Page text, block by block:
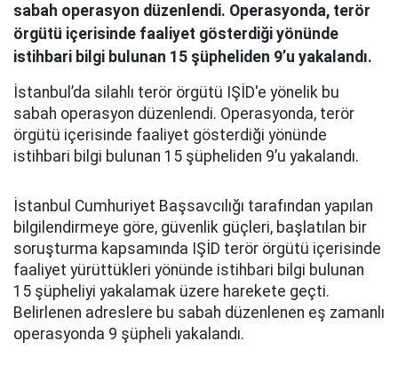
sabah operasyon düzenlendi. Operasyonda, terör
örgütü içerisinde faaliyet gösterdiği yönünde
istihbari bilgi bulunan 15 şüpheliden 9’u yakalandı.
İstanbul’da silahlı terör örgütü IŞİD'e yönelik bu
sabah operasyon düzenlendi. Operasyonda, terör
örgütü içerisinde faaliyet gösterdiği yönünde
istihbari bilgi bulunan 15 şüpheliden 9’u yakalandı.
İstanbul Cumhuriyet Başsavcılığı tarafından yapılan
bilgilendirmeye göre, güvenlik güçleri, başlatılan bir
soruşturma kapsamında IŞİD terör örgütü içerisinde
faaliyet yürüttükleri yönünde istihbari bilgi bulunan
15 şüpheliyi yakalamak üzere harekete geçti.
Belirlenen adreslere bu sabah düzenlenen eş zamanlı
operasyonda 9 şüpheli yakalandı.